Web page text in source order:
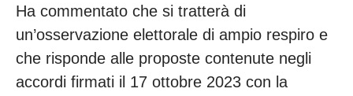
Ha commentato che si tratterà di
un’osservazione elettorale di ampio respiro e
che risponde alle proposte contenute negli
accordi firmati il 17 ottobre 2023 con la